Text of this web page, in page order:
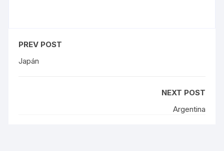
PREV POST
Japán
NEXT POST
Argentina